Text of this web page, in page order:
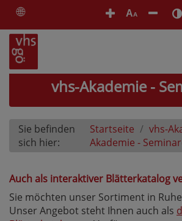
🌐 AA
vhs-Akademie -
Sie befinden
sich hier:
Startseite vhs-
Akademie -
Auch als interaktiver Blätterkatalog
Sie möchten unser Sortiment in
Unser Angebot steht Ihnen auch als